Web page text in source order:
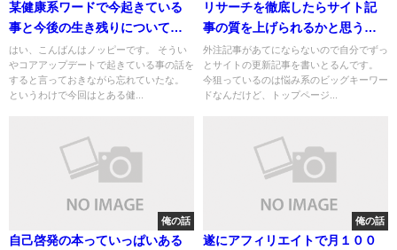
某健康系ワードで今起きている
事と今後の生き残りについて与
太話をしてみる
はい、こんばんはノッピーです。 そうい
やコアアップデートで起きている事の話を
すると言っておきながら忘れていたな。
というわけで今回はとある健...
リサーチを徹底したらサイト記
事の質を上げられるかと思うけ
ど
外注記事があてにならないので自分でずっ
とサイトの更新記事を書いとるんです。
今狙っているのは悩み系のビッグキーワー
ドなんだけど、トップページ...
俺の話
自己啓発の本っていっぱいある
俺の話
遂にアフィリエイトで月１００